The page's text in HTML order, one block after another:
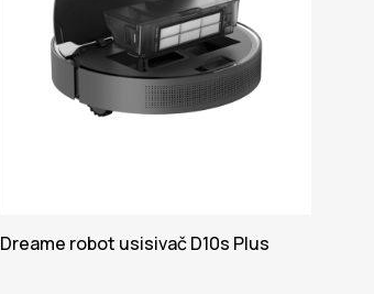
Dreame robot usisivač D10s Plus